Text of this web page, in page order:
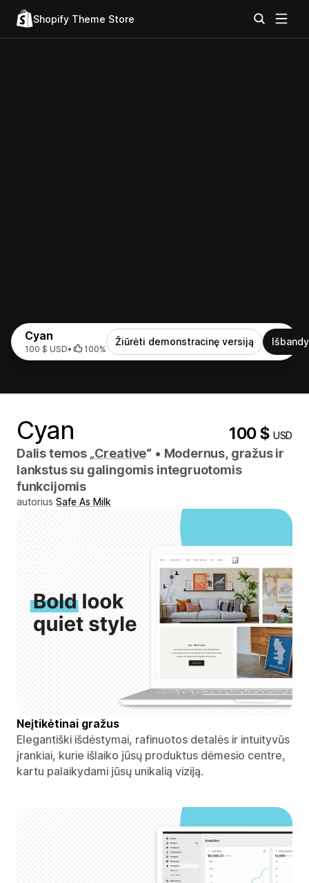
Shopify Theme Store
Cyan
100 $ USD• 100%
Žiūrėti demonstracinę versiją
Cyan 100 $USD
Dalis temos „Creative“ • Modernus, gražus ir
lankstus su galingomis integruotomis
funkcijomis
autorius Safe As Milk
Neįtikėtinai gražus
Elegantiški išdėstymai, rafinuotos detalės ir intuityvūs
įrankiai, kurie išlaiko jūsų produktus dėmesio centre,
kartu palaikydami jūsų unikalią viziją.